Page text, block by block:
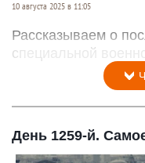
10 августа 2025 в 11:05
Рассказываем о
специальной
День 1259-й.